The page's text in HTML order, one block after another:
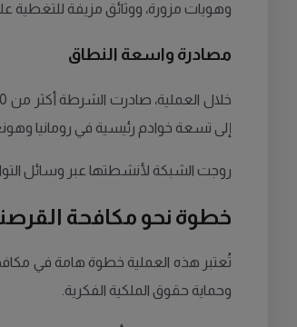
وهويات مزورة، ووثائق مزيفة للتغطية
مصادرة واسعة النطاق
إلى تسعة خوادم رئيسية في رومانيا
روجت الشبكة لأنشطتها عبر وسائل
خطوة نحو مكافحة
تُعتبر هذه العملية خطوة هامة في
وحماية حقوق الملكية الفكرية.